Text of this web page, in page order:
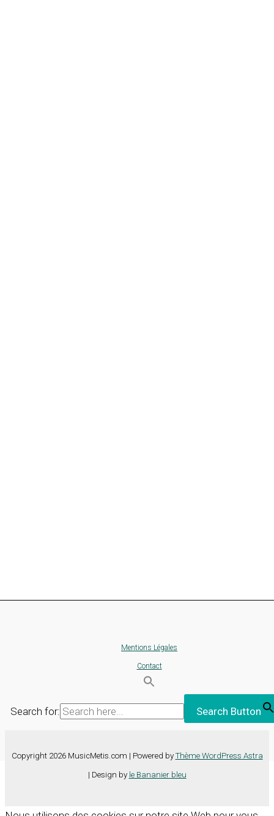
Mentions Légales
Contact
Search for: Search Button
Copyright 2026 MusicMetis.com | Powered by Thème WordPress Astra
| Design by le Bananier bleu